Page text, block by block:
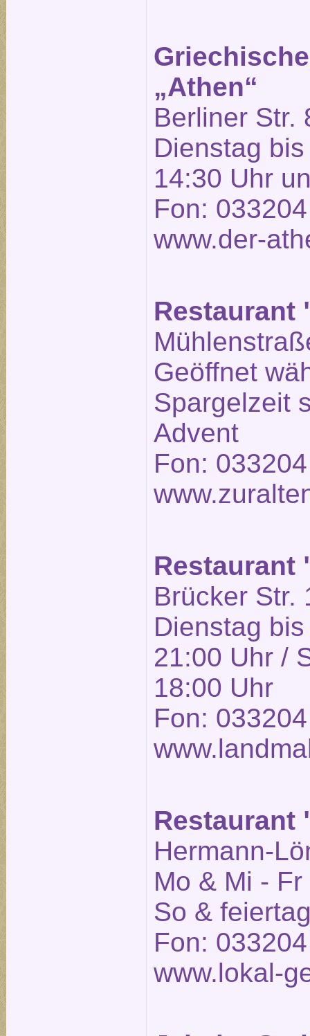
„Athen“
Berliner Str.
Dienstag
14:30 Uhr
Fon:
www.der-
Restaurant
Geöffnet
Spargelzeit
Advent
Fon:
Restaurant
Brücker Str.
Dienstag
21:00 Uhr /
18:00 Uhr
Fon:
Restaurant
Hermann-
Mo & Mi -
So &
Fon:
www.lokal-